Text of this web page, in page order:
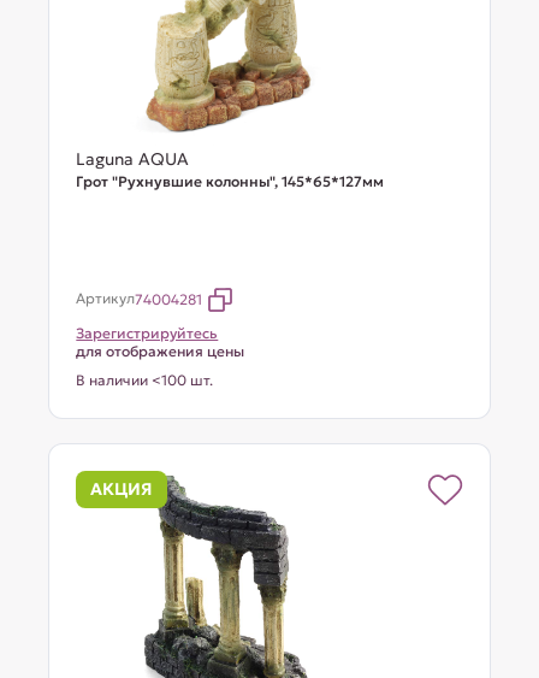
Laguna AQUA
Грот "Рухнувшие колонны", 145*65*127мм
Артикул74004281
Зарегистрируйтесь
для отображения цены
В наличии <100 шт.
АКЦИЯ